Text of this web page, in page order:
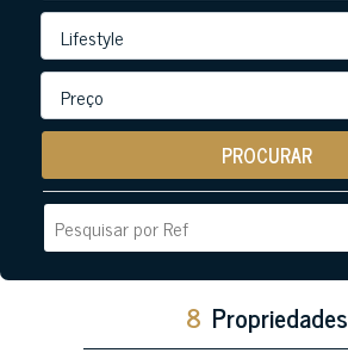
PROCURAR
8 Propriedades